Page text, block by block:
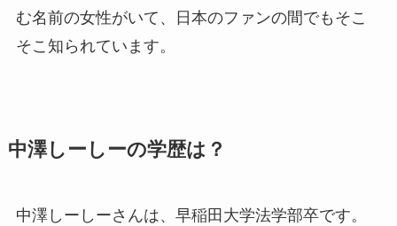
む名前の女性がいて、日本のファンの間でもそこ
そこ知られています。
中澤しーしーの学歴は？
中澤しーしーさんは、早稲田大学法学部卒です。